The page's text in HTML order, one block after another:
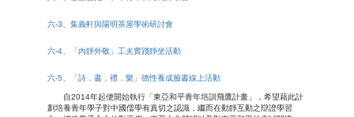
六-3、集義軒與陽明茶屋學術研討會
六-4、「內靜外敬」工夫實踐靜坐活動
六-5、「詩．書．禮．樂」德性養成臉書線上活動
自2014年起便開始執行「東亞和平青年培訓飛鷹計畫」，希望藉此計
劃培養青年學子對中國儒學有真切之認識，繼而在動靜互動之辯證學習